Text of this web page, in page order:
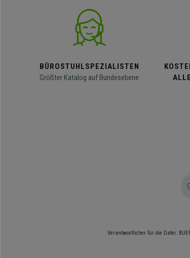
BÜROSTUHLSPEZIALISTEN
Größter Katalog auf Bundesebene
Verantwortlicher für die Datei: